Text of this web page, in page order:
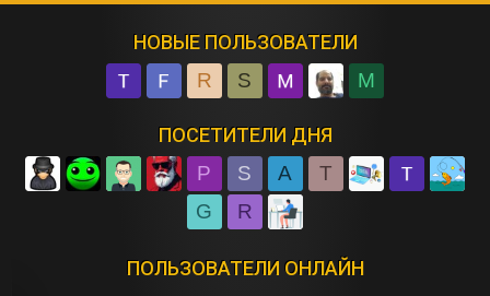
НОВЫЕ ПОЛЬЗОВАТЕЛИ
R S M
ПОСЕТИТЕЛИ ДНЯ
P S A
T
G
R
ПОЛЬЗОВАТЕЛИ ОНЛАЙН